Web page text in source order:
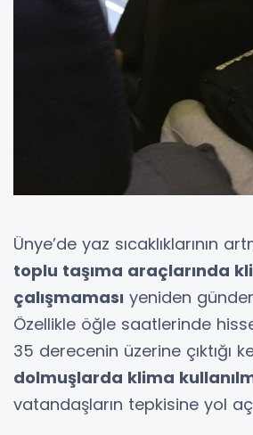
Ünye’de yaz sıcaklıklarının
toplu taşıma araçlarında
çalışmaması yeniden
Özellikle öğle saatlerinde
35 derecenin üzerine çıktığı
dolmuşlarda klima
vatandaşların tepkisine yol